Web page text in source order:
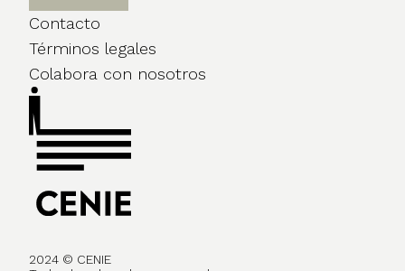
Contacto
Términos legales
Colabora con nosotros
2024 © CENIE